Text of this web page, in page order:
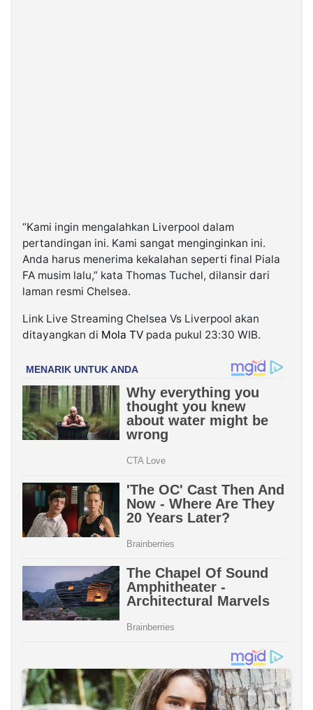
“Kami ingin mengalahkan Liverpool dalam
pertandingan ini. Kami sangat menginginkan ini.
Anda harus menerima kekalahan seperti final Piala
FA musim lalu,” kata Thomas Tuchel, dilansir dari
laman resmi Chelsea.
Link Live Streaming Chelsea Vs Liverpool akan
ditayangkan di Mola TV pada pukul 23:30 WIB.